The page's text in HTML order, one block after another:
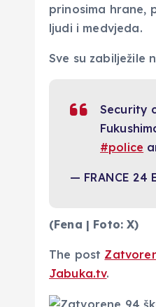
prinosima hrane,
ljudi i medvjeda.
Sve su zabilježile
Security
#police
— FRANCE 24
(Fena | Foto: X)
The post
Jabuka.tv.